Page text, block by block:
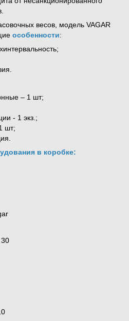
весов, модель VAGAR
особенности:
– 1 шт;
- 1 экз.;
шт;
в коробке: